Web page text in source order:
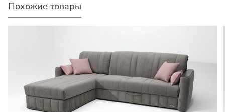
Похожие товары